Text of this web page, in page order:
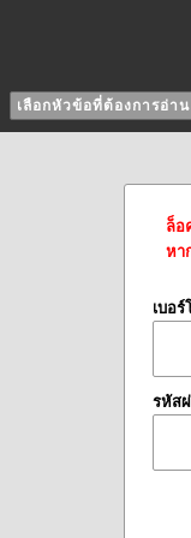
เลือกหัวข้อที่ต้องการอ่าน
ล็อ
หา
เบอ
รหัส